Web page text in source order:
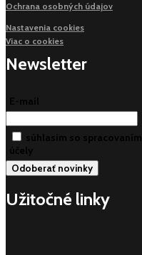
Ochrana osobných údajov
Nastavenia cookies
Viac o cookies
Newsletter
E-mail
súhlasim so
účely
Užitočné linky